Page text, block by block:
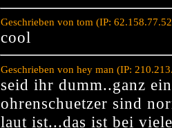
Geschrieben von tom (IP:
cool
Geschrieben von hey man (IP:
seid ihr dumm..ganz
ohrenschuetzer sind
laut ist...das ist bei